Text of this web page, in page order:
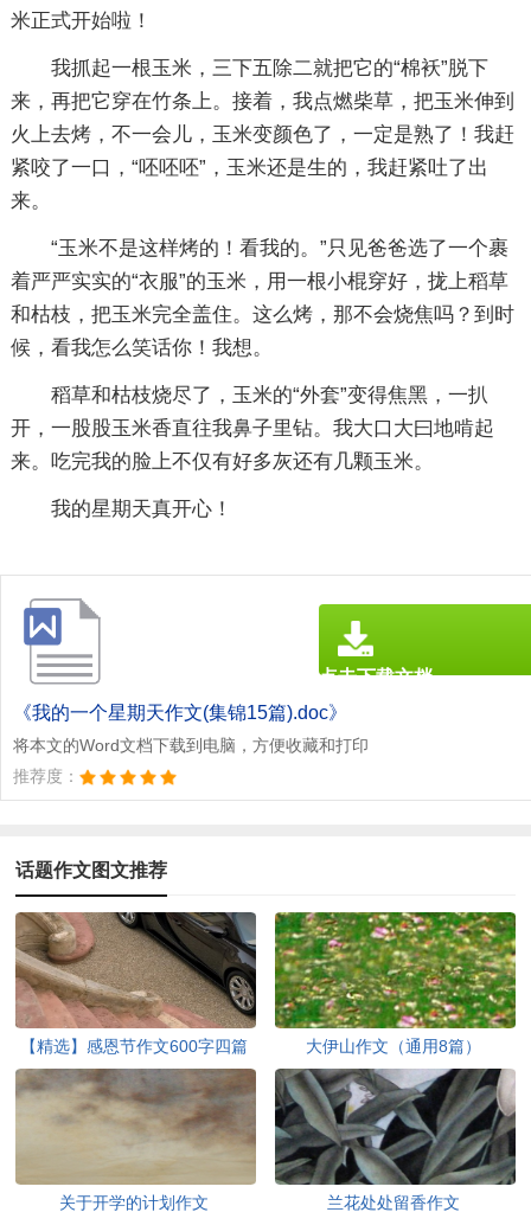
米正式开始啦！
我抓起一根玉米，三下五除二就把它的“棉袄”脱下
来，再把它穿在竹条上。接着，我点燃柴草，把玉米伸到
火上去烤，不一会儿，玉米变颜色了，一定是熟了！我赶
紧咬了一口，“呸呸呸”，玉米还是生的，我赶紧吐了出
来。
“玉米不是这样烤的！看我的。”只见爸爸选了一个裹
着严严实实的“衣服”的玉米，用一根小棍穿好，拢上稻草
和枯枝，把玉米完全盖住。这么烤，那不会烧焦吗？到时
候，看我怎么笑话你！我想。
稻草和枯枝烧尽了，玉米的“外套”变得焦黑，一扒
开，一股股玉米香直往我鼻子里钻。我大口大曰地啃起
来。吃完我的脸上不仅有好多灰还有几颗玉米。
我的星期天真开心！
《我的一个星期天作文(集锦15篇).doc》
将本文的Word文档下载到电脑，方便收藏和打印
推荐度：
点击下载文档
文档为doc格式
话题作文图文推荐
【精选】感恩节作文600字四篇 大伊山作文（通用8篇）
关于开学的计划作文 兰花处处留香作文